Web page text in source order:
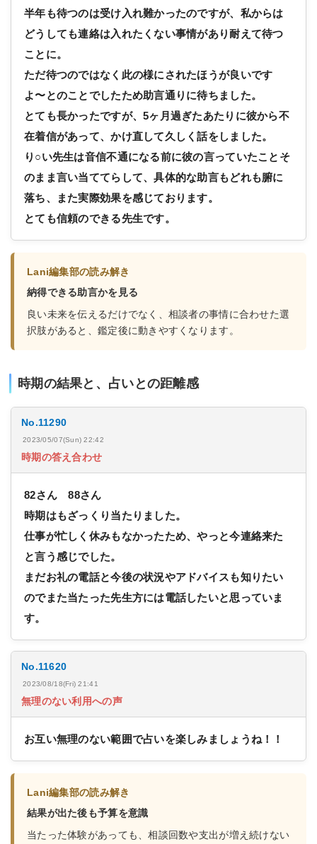
半年も待つのは受け入れ難かったのですが、私からは
どうしても連絡は入れたくない事情があり耐えて待つ
ことに。
ただ待つのではなく此の様にされたほうが良いです
よ〜とのことでしたため助言通りに待ちました。
とても長かったですが、5ヶ月過ぎたあたりに彼から不
在着信があって、かけ直して久しく話をしました。
り○い先生は音信不通になる前に彼の言っていたことそ
のまま言い当ててらして、具体的な助言もどれも腑に
落ち、また実際効果を感じております。
とても信頼のできる先生です。
Lani編集部の読み解き
納得できる助言かを見る
良い未来を伝えるだけでなく、相談者の事情に合わせた選
択肢があると、鑑定後に動きやすくなります。
時期の結果と、占いとの距離感
No.11290
2023/05/07(Sun) 22:42
時期の答え合わせ
82さん 88さん
時期はもざっくり当たりました。
仕事が忙しく休みもなかったため、やっと今連絡来た
と言う感じでした。
まだお礼の電話と今後の状況やアドバイスも知りたい
のでまた当たった先生方には電話したいと思っていま
す。
No.11620
2023/08/18(Fri) 21:41
無理のない利用への声
お互い無理のない範囲で占いを楽しみましょうね！！
Lani編集部の読み解き
結果が出た後も予算を意識
当たった体験があっても、相談回数や支出が増え続けない